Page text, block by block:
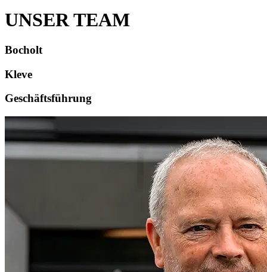
UNSERTEAM
Bocholt
Kleve
Geschäftsführung